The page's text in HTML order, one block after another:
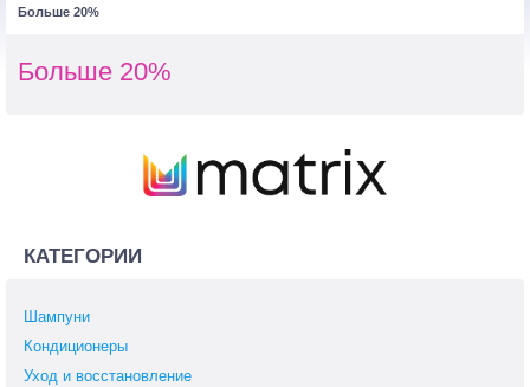
Больше 20%
Больше 20%
КАТЕГОРИИ
Шампуни
Кондиционеры
Уход и восстановление